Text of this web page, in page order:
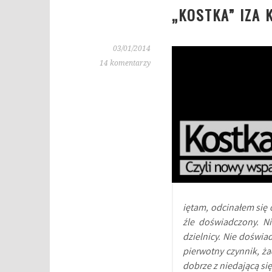
„KOSTKA” IZA
03/01/2014
14 komentarzy
iętam, odcinałem
źle doświadczony.
dzielnicy. Nie
pierwotny czynnik,
dobrze z niedającą